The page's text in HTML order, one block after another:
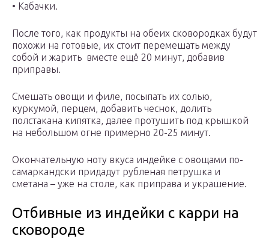
• Кабачки.
После того, как продукты на обеих сковородках будут
похожи на готовые, их стоит перемешать между
собой и жарить вместе ещё 20 минут, добавив
приправы.
Смешать овощи и филе, посыпать их солью,
куркумой, перцем, добавить чеснок, долить
полстакана кипятка, далее протушить под крышкой
на небольшом огне примерно 20-25 минут.
Окончательную ноту вкуса индейке с овощами по-
самаркандски придадут рубленая петрушка и
сметана – уже на столе, как приправа и украшение.
Отбивные из индейки с карри на
сковороде